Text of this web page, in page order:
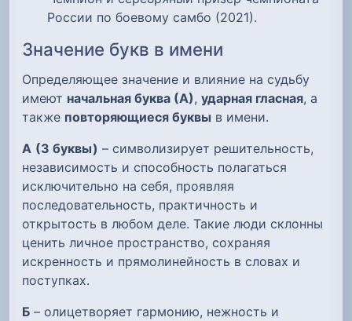
России по боевому самбо (2021).
Значение букв в имени
Определяющее значение и влияние на судьбу
имеют начальная буква (А), ударная гласная, а
также повторяющиеся буквы в имени.
А (3 буквы) – символизирует решительность,
независимость и способность полагаться
исключительно на себя, проявляя
последовательность, практичность и
открытость в любом деле. Такие люди склонны
ценить личное пространство, сохраняя
искренность и прямолинейность в словах и
поступках.
Б – олицетворяет гармонию, нежность и